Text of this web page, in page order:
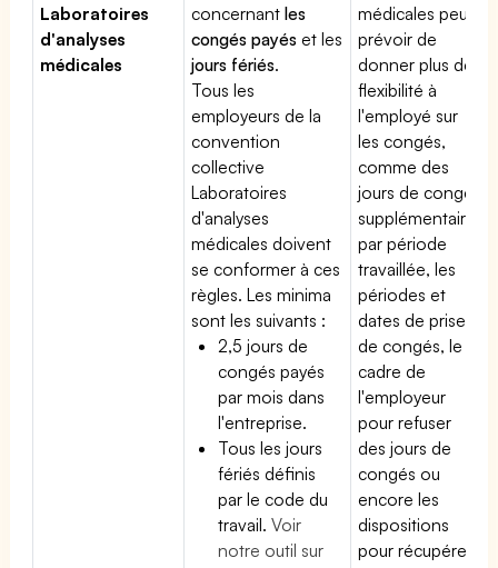
Laboratoires
d'analyses
médicales
concernantles
congés payés et les
jours fériés.
Tous les
employeurs de la
convention
collective
Laboratoires
d'analyses
médicales doivent
se conformer à ces
règles. Les minima
sont les suivants :
2,5 jours de
congés payés
par mois dans
l'entreprise.
Tous les jours
fériés définis
par le code du
travail.Voir
notre outil sur
médicales peut
prévoir de
donner plus de
flexibilité à
l'employé sur
les congés,
comme des
jours de congé
supplémentaires
par période
travaillée, les
périodes et
dates de prise
de congés, le
cadre de
l'employeur
pour refuser
des jours de
congés ou
encore les
dispositions
pour récupérer